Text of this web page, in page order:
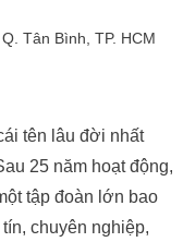
Tân Bình, TP. HCM
tên lâu đời nhất
25 năm hoạt động,
tập đoàn lớn bao
chuyên nghiệp,